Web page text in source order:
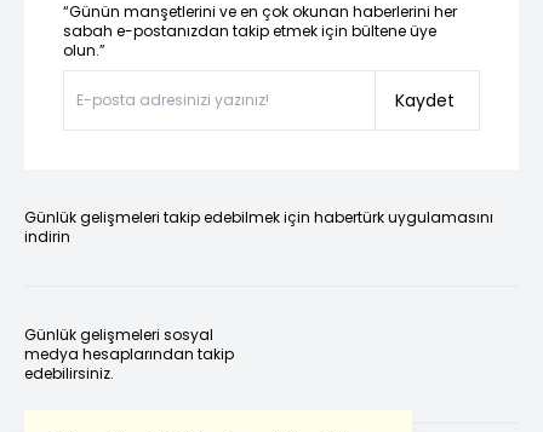
“Günün manşetlerini ve en çok okunan haberlerini her
sabah e-postanızdan takip etmek için bültene üye
olun.”
Kaydet
Günlük gelişmeleri takip edebilmek için habertürk uygulamasını
indirin
Günlük gelişmeleri sosyal
medya hesaplarından takip
edebilirsiniz.